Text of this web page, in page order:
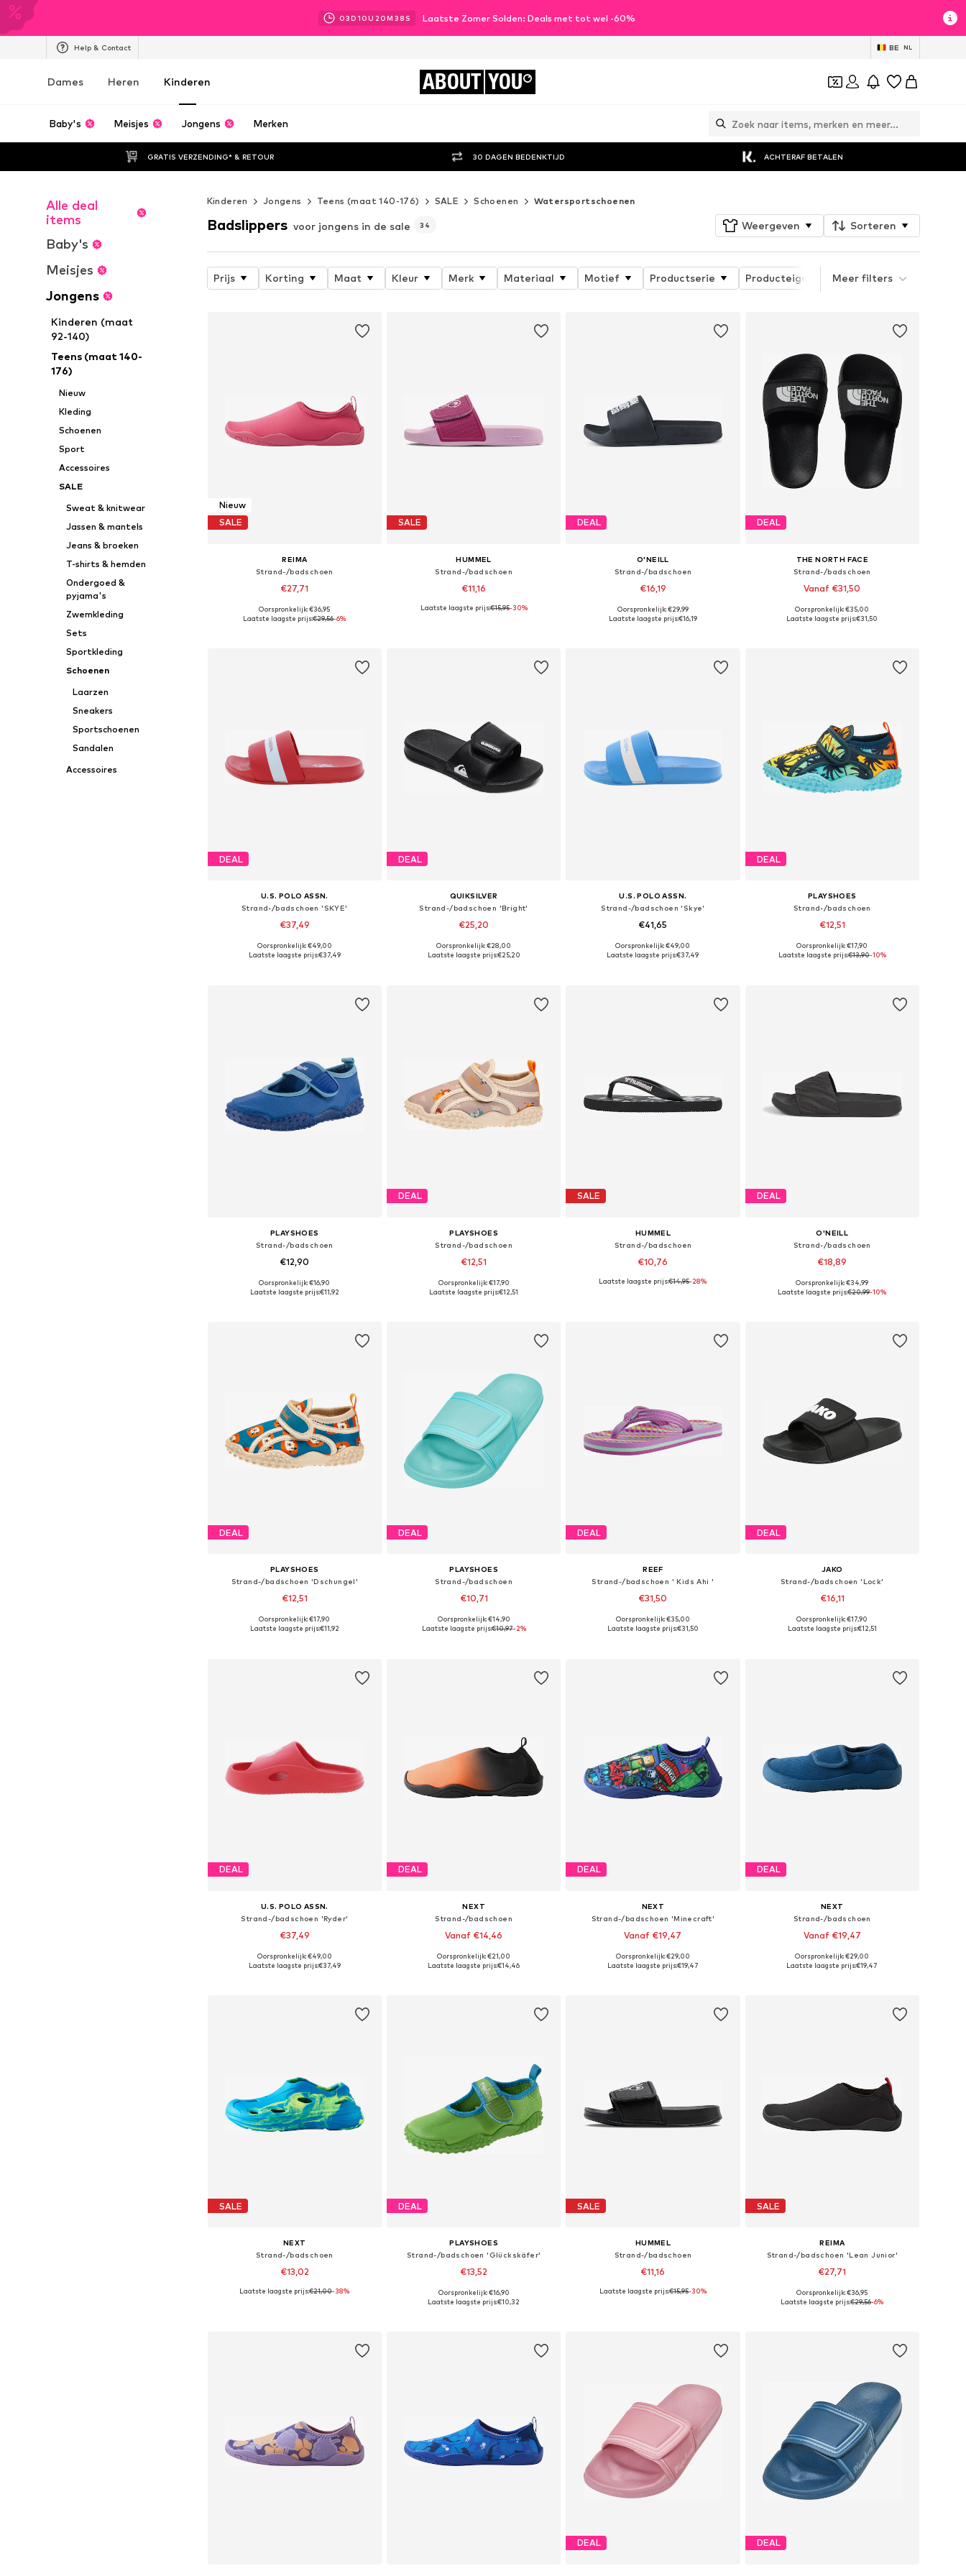
03D10U 20M 37 S Laatste Zomer Solden: Deals met tot wel -60%
Help & Contact BE NL
Dames Heren Kinderen ABOUT YOU
Baby's Meisjes Jongens Merken
GRATIS VERZENDING* & RETOUR 30 DAGEN BEDENKTIJD ACHTERAF BETALEN
Alle deal
items
Baby's
Meisjes
Jongens
Kinderen (maat
92-140)
Teens (maat 140-
176)
Nieuw
Kleding
Schoenen
Sport
Accessoires
SALE
Sweat & knitwear
Jassen & mantels
Jeans & broeken
T-shirts & hemden
Ondergoed &
pyjama's
Zwemkleding
Sets
Sportkleding
Schoenen
Laarzen
Sneakers
Sportschoenen
Sandalen
Accessoires
Kinderen Jongens Teens (maat 140-176) SALE Schoenen Watersportschoenen
Badslippers voor jongens in de sale 34 Weergeven Sorteren
Prijs Korting Maat Kleur Merk Materiaal Motief Productserie Producteigenschappen Hakhoogte
Meer filters
Nieuw
SALE
REIMA
Strand-/badschoen
€27,71
Beschikbaar in vele maten
Oorspronkelijk: €36,95
Laatste laagste prijs:€29,56-6%
SALE
HUMMEL
Strand-/badschoen
€11,16
Beschikbare maten: 32, 37, 38
Laatste laagste prijs:€15,95-30%
DEAL
O'NEILL
Strand-/badschoen
€16,19
Beschikbaar in vele maten
Oorspronkelijk: €29,99
Laatste laagste prijs:€16,19
DEAL
THE NORTH FACE
Strand-/badschoen
Vanaf €31,50
Beschikbare maten: 36, 37,5, 38,5, 40
Oorspronkelijk: €35,00
Laatste laagste prijs:€31,50
DEAL
U.S. POLO ASSN.
Strand-/badschoen 'SKYE'
€37,49
Beschikbaar in vele maten
Oorspronkelijk: €49,00
Laatste laagste prijs:€37,49
DEAL
QUIKSILVER
Strand-/badschoen 'Bright'
€25,20
Beschikbaar in vele maten
Oorspronkelijk: €28,00
Laatste laagste prijs:€25,20
U.S. POLO ASSN.
Strand-/badschoen 'Skye'
€41,65
Beschikbaar in vele maten
Oorspronkelijk: €49,00
Laatste laagste prijs:€37,49
DEAL
PLAYSHOES
Strand-/badschoen
€12,51
Beschikbaar in vele maten
Oorspronkelijk: €17,90
Laatste laagste prijs:€13,90-10%
PLAYSHOES
Strand-/badschoen
€12,90
Oorspronkelijk: €16,90
Laatste laagste prijs:€11,92
DEAL
PLAYSHOES
Strand-/badschoen
€12,51
Beschikbare maten: 30-31, 32-33, 34-35
Oorspronkelijk: €17,90
Laatste laagste prijs:€12,51
SALE
HUMMEL
Strand-/badschoen
€10,76
Beschikbare maten: 28
Laatste laagste prijs:€14,95-28%
DEAL
O'NEILL
Strand-/badschoen
€18,89
Beschikbare maten: 37
Oorspronkelijk: €34,99
Laatste laagste prijs:€20,99-10%
DEAL
PLAYSHOES
Strand-/badschoen 'Dschungel'
€12,51
Beschikbare maten: 24-25
Oorspronkelijk: €17,90
Laatste laagste prijs:€11,92
DEAL
PLAYSHOES
Strand-/badschoen
€10,71
Beschikbare maten: 24-25, 28-29, 32-33
Oorspronkelijk: €14,90
Laatste laagste prijs:€10,97-2%
DEAL
REEF
Strand-/badschoen ' Kids Ahi '
€31,50
Beschikbare maten: 37
Oorspronkelijk: €35,00
Laatste laagste prijs:€31,50
DEAL
JAKO
Strand-/badschoen 'Lock'
€16,11
Beschikbare maten: 28, 29, 30, 31, 34
Oorspronkelijk: €17,90
Laatste laagste prijs:€12,51
DEAL
U.S. POLO ASSN.
Strand-/badschoen 'Ryder'
€37,49
Beschikbare maten: 37
Oorspronkelijk: €49,00
Laatste laagste prijs:€37,49
DEAL
NEXT
Strand-/badschoen
Vanaf €14,46
Beschikbare maten: 26,5, 28, 33
Oorspronkelijk: €21,00
Laatste laagste prijs:€14,46
DEAL
NEXT
Strand-/badschoen 'Minecraft'
Vanaf €19,47
Beschikbare maten: 39, 41
Oorspronkelijk: €29,00
Laatste laagste prijs:€19,47
DEAL
NEXT
Strand-/badschoen
Vanaf €19,47
Beschikbare maten: 23, 24, 25,5, 26,5, 28, 29
Oorspronkelijk: €29,00
Laatste laagste prijs:€19,47
SALE
NEXT
Strand-/badschoen
€13,02
Beschikbare maten: 34,5
Laatste laagste prijs:€21,00-38%
DEAL
PLAYSHOES
Strand-/badschoen 'Glückskäfer'
€13,52
Oorspronkelijk: €16,90
Laatste laagste prijs:€10,32
SALE
HUMMEL
Strand-/badschoen
€11,16
Beschikbare maten: 24, 28, 29, 30, 31
Laatste laagste prijs:€15,95-30%
SALE
REIMA
Strand-/badschoen 'Lean Junior'
€27,71
Beschikbare maten: 22, 24, 26, 27, 28
Oorspronkelijk: €36,95
Laatste laagste prijs:€29,56-6%
DEAL DEAL